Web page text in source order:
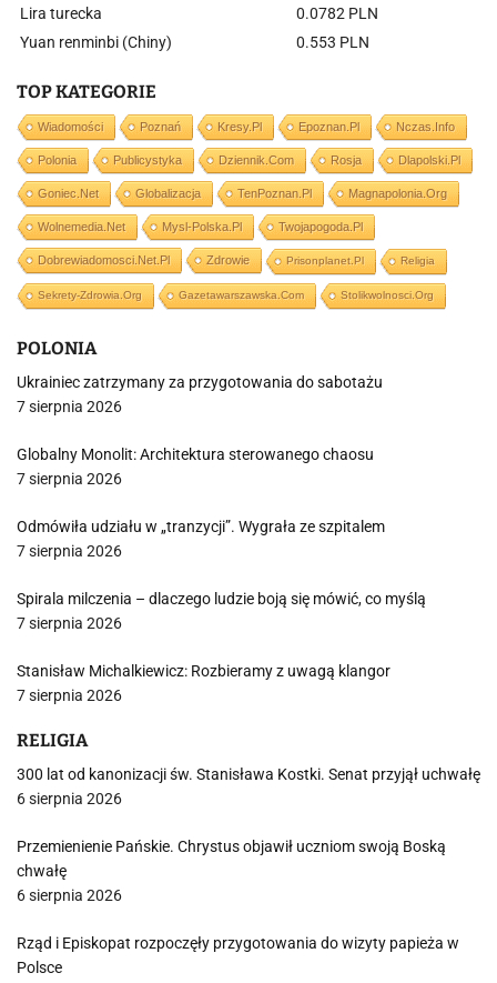
Lira turecka
0.0782 PLN
Yuan renminbi (Chiny)
0.553 PLN
TOP KATEGORIE
Wiadomości Poznań Kresy.pl Epoznan.pl Nczas.info
Polonia Publicystyka Dziennik.com Rosja Dlapolski.pl
Goniec.net Globalizacja TenPoznan.pl Magnapolonia.org
Wolnemedia.net Mysl-Polska.pl Twojapogoda.pl
Dobrewiadomosci.net.pl Zdrowie Prisonplanet.pl Religia
Sekrety-Zdrowia.org Gazetawarszawska.com Stolikwolnosci.org
POLONIA
Ukrainiec zatrzymany za przygotowania do sabotażu
7 sierpnia 2026
Globalny Monolit: Architektura sterowanego chaosu
7 sierpnia 2026
Odmówiła udziału w „tranzycji”. Wygrała ze szpitalem
7 sierpnia 2026
Spirala milczenia – dlaczego ludzie boją się mówić, co myślą
7 sierpnia 2026
Stanisław Michalkiewicz: Rozbieramy z uwagą klangor
7 sierpnia 2026
RELIGIA
300 lat od kanonizacji św. Stanisława Kostki. Senat przyjął uchwałę
6 sierpnia 2026
Przemienienie Pańskie. Chrystus objawił uczniom swoją Boską
chwałę
6 sierpnia 2026
Rząd i Episkopat rozpoczęły przygotowania do wizyty papieża w
Polsce